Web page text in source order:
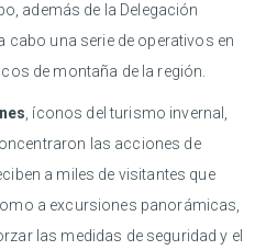
además de la Delegación
cabo una serie de operativos en
de montaña de la región.
, íconos del turismo invernal,
las acciones de
a miles de visitantes que
a excursiones panorámicas,
las medidas de seguridad y el